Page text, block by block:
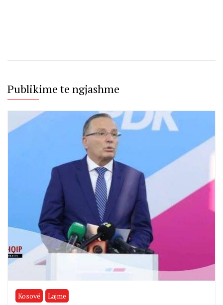
Publikime te ngjashme
Kosovë Lajme